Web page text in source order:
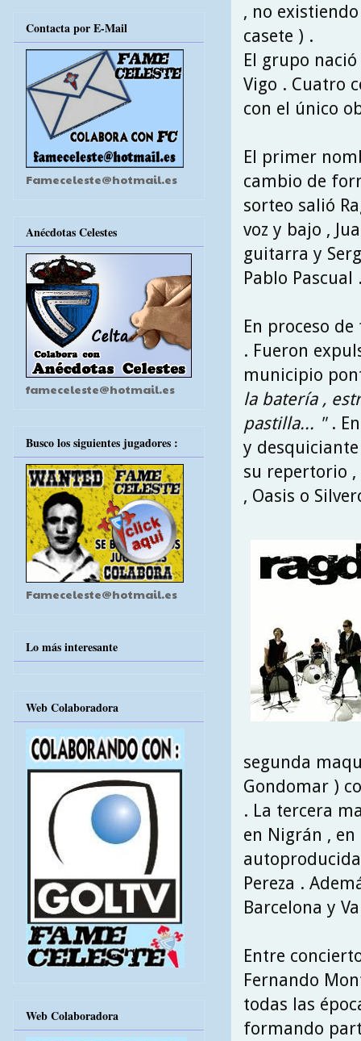
, no
casete ) .
El grupo
Vigo . Cuatro
con el único
El primer
cambio de
sorteo salió
voz y bajo ,
guitarra y
Pablo Pascual
En proceso
. Fueron
municipio
la batería ,
pastilla... ".
y
su repertorio ,
, Oasis o
segunda
Gondomar )
. La tercera
en Nigrán , en
Pereza .
Barcelona y
Entre
Fernando
todas las
formando
Contacta por E-Mail
Fameceleste@hotmail.es
Anécdotas Celestes
fameceleste@hotmail.es
Busco los siguientes jugadores :
Fameceleste@hotmail.es
Lo más interesante
Web Colaboradora
Web Colaboradora